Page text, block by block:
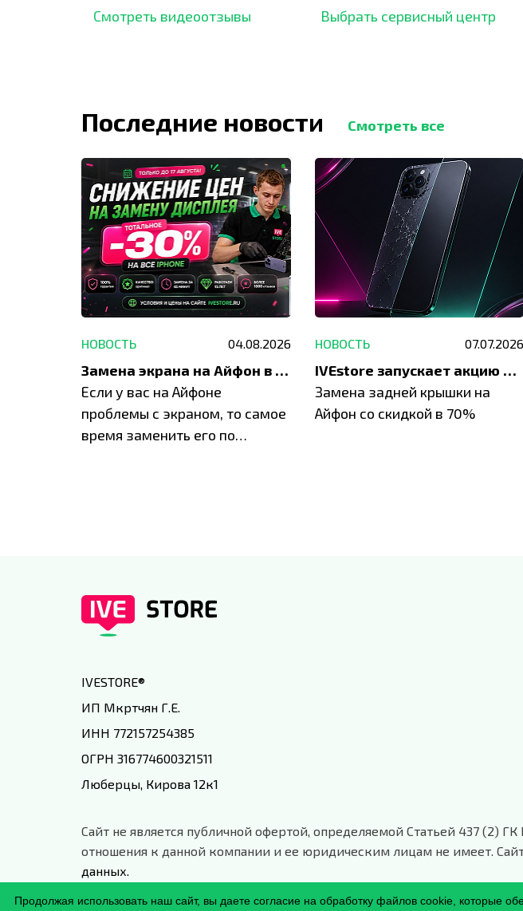
отзывов,
Смотреть видеоотзывы
опыт.
Выбрать сервисный центр
Последние новости Смотреть все
НОВОСТЬ 04.08.2026
Замена экрана на Айфон в Москве и Балашихе
Если у вас на Айфоне
проблемы с экраном, то самое
время заменить его по
НОВОСТЬ 07.07.2026
IVEstore запускает акцию на замену заднего стекла
Замена задней крышки на
Айфон со скидкой в 70%
IVESTORE®
ИП Мкртчян Г.Е.
ИНН 772157254385
ОГРН 316774600321511
Люберцы, Кирова 12к1
Сайт не является публичной офертой, определяемой Статьей 437 (2)
отношения к данной компании и ее юридическим лицам не имеет.
данных.
Продолжая использовать наш сайт, вы даете согласие на обработку файлов cookie, которые